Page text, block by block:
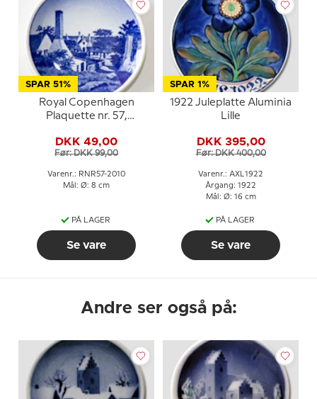
SPAR 51%
Royal Copenhagen
Plaquette nr. 57,
DKK 49,00
Før: DKK 99,00
Varenr.: RNR57-2010
Mål: Ø: 8 cm
PÅ LAGER
Se vare
SPAR 1%
1922 Juleplatte Aluminia
Lille
DKK 395,00
Før: DKK 400,00
Varenr.: AXL1922
Årgang: 1922
Mål: Ø: 16 cm
PÅ LAGER
Se vare
Andre ser også på: